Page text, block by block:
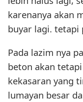
karenanya akan
buyar lagi. tetapi
Pada lazim nya
beton akan
kekasaran yang
lumayan besar